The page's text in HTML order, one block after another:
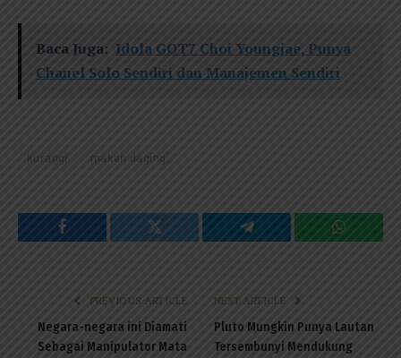
Baca Juga: Idola GOT7 Choi Youngjae, Punya
Chanel Solo Sendiri dan Manajemen Sendiri
kurangi makan daging
Facebook Twitter Telegram
PREVIOUS ARTICLE
Negara-negara ini Diamati
Sebagai Manipulator Mata
NEXT ARTICLE
Pluto Mungkin Punya Lautan
Tersembunyi Mendukung